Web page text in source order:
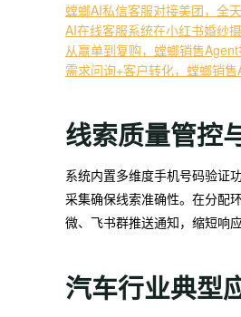
螳螂AI私信客服对接美团，全
AI在线客服系统在小红书婚纱
从赢单到复购，螳螂销售
需求问询+客户转化，螳螂销
线索质量管控
系统内置多维度手机号码验证
采集确保线索准确性。在分配
微、飞书群推送通知，缩短响应
汽车行业典型